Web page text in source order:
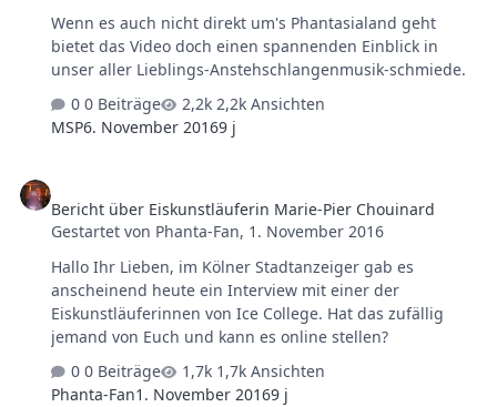
Wenn es auch nicht direkt um's Phantasialand geht
bietet das Video doch einen spannenden Einblick in
unser aller Lieblings-Anstehschlangenmusik-schmiede.
0 Beiträge
2,2k Ansichten
MSP6. November 20169 j
Bericht über Eiskunstläuferin Marie-Pier Chouinard
Gestartet von Phanta-Fan, 1. November 2016
Hallo Ihr Lieben, im Kölner Stadtanzeiger gab es
anscheinend heute ein Interview mit einer der
Eiskunstläuferinnen von Ice College. Hat das zufällig
jemand von Euch und kann es online stellen?
0 Beiträge
1,7k Ansichten
Phanta-Fan1. November 20169 j